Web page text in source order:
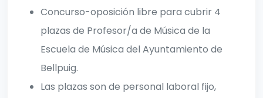
Concurso-oposición libre para cubrir 4
plazas de Profesor/a de Música de la
Escuela de Música del Ayuntamiento de
Bellpuig.
Las plazas son de personal laboral fijo,